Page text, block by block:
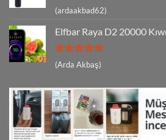
5 üzerinden
5
(ardaakbad62)
Elfbar Raya D2 20000
5 üzerinden
5
(Arda Akbaş)